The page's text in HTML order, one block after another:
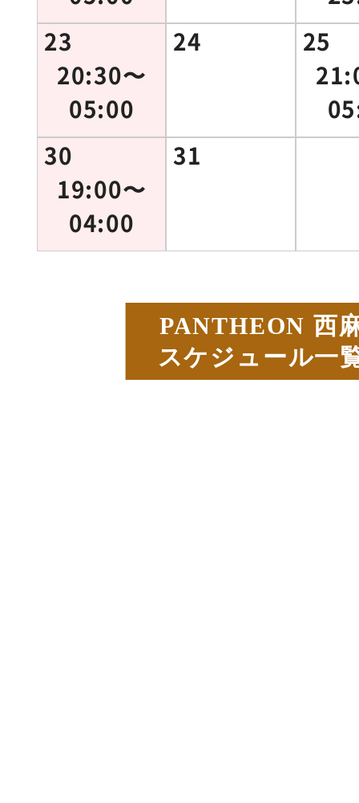
23
20:30〜
05:00
24
25
30
19:00〜
04:00
31
PANTHEON 西
スケジュール一